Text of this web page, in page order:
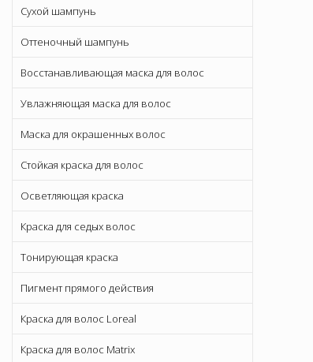
Сухой шампунь
Оттеночный шампунь
Восстанавливающая маска для волос
Увлажняющая маска для волос
Маска для окрашенных волос
Стойкая краска для волос
Осветляющая краска
Краска для седых волос
Тонирующая краска
Пигмент прямого действия
Краска для волос Loreal
Краска для волос Matrix